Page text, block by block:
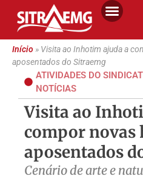
Início» Visita ao Inhotim ajuda a
aposentados do Sitraemg
ATIVIDADES DO
NOTÍCIAS
Visita ao
compor novas
aposentados
Cenário de arte e